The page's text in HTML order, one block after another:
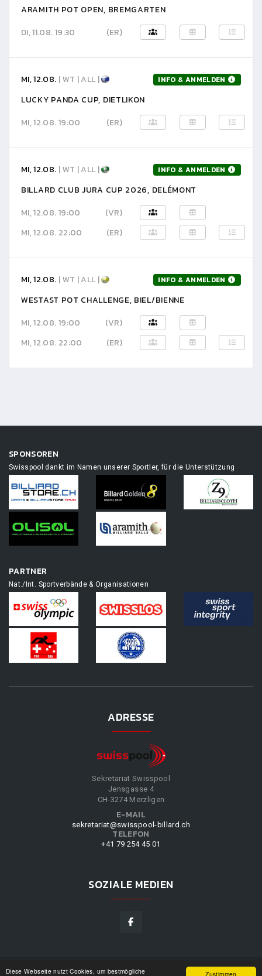
Zustimmen
Diese Webseite nutzt Cookies, um bestmögliche
ARAMITH POT OPEN, BREMGARTEN
DI, 11.08. 19:30
(ER)
MI, 12.08. | WT | ALL | INFO & ANMELDEN
LUCKY PANDA CUP, DIETLIKON
MI, 12.08. 19:00
(ER)
MI, 12.08. | WT | ALL | INFO & ANMELDEN
BILLARD CLUB JURA CUP 2026, DELÉMONT
MI, 12.08. 19:00
(VR)
MI, 12.08. 22:00
(ER)
MI, 12.08. | WT | ALL | INFO & ANMELDEN
WESTAST POT CHALLENGE, BIEL/BIENNE
MI, 12.08. 19:00
(VR)
MI, 12.08. 22:00
(ER)
SPONSOREN
Swisspool dankt im Namen unserer Sportler, für die Unterstützung
PARTNER
Nat./Int. Sportverbände & Organisationen
ADRESSE
Sekretariat Swisspool
Jensgasse 4
CH-3274 Merzligen
E-MAIL
sekretariat@swisspool-billard.ch
TELEFON
+41 79 254 45 01
SOZIALE MEDIEN
SWISSPOOL©2026|DESIGN BY UNSERE